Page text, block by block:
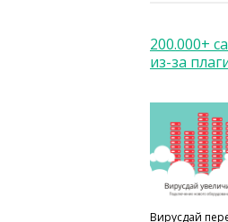
200.000+
из-за
Вирусдай